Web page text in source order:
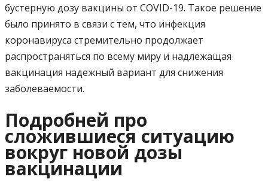
бустерную дозу вакцины от COVID-19. Такое решение
было принято в связи с тем, что инфекция
коронавируса стремительно продолжает
распространяться по всему миру и надлежащая
вакцинация надежный вариант для снижения
заболеваемости.
Подробней про
сложившиеся ситуацию
вокруг новой дозы
вакцинации